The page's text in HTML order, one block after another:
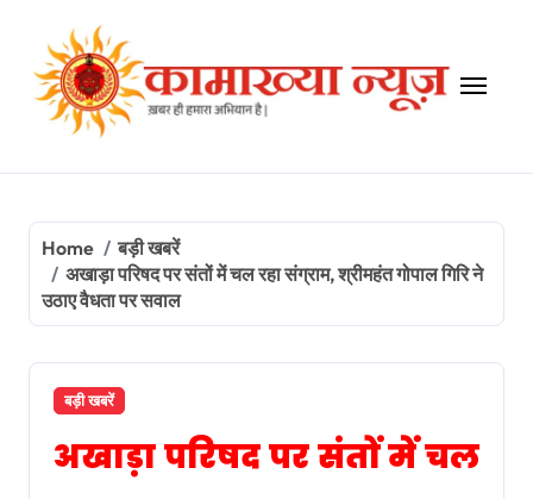
content
Home
बड़ी खबरें
अखाड़ा परिषद पर संतों में चल रहा संग्राम, श्रीमहंत गोपाल गिरि ने
उठाए वैधता पर सवाल
बड़ी खबरें
अखाड़ा परिषद पर संतों में चल